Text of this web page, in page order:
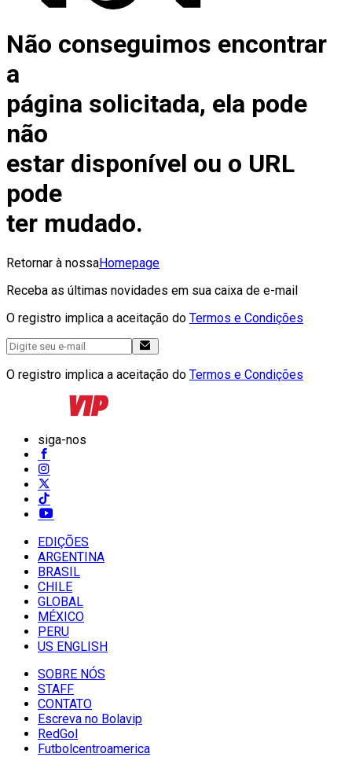
Não conseguimos encontrar
a
página solicitada, ela pode
não
estar disponível ou o URL
pode
ter mudado.
Retornar à nossaHomepage
Receba as últimas novidades em sua caixa de e-mail
O registro implica a aceitação do Termos e Condições
O registro implica a aceitação do Termos e Condições
siga-nos
EDIÇÕES
ARGENTINA
BRASIL
CHILE
GLOBAL
MÉXICO
PERU
US ENGLISH
SOBRE NÓS
STAFF
CONTATO
Escreva no Bolavip
RedGol
Futbolcentroamerica